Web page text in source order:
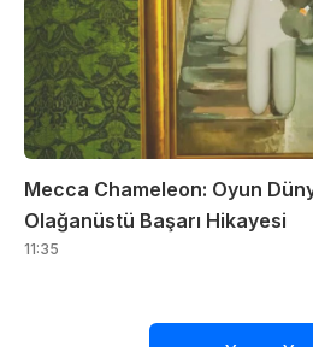
Mecca Chameleon: Oyun
Olağanüstü Başarı Hikayesi
11:35